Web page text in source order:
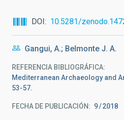
DOI 10.5281/
Gangui, A.; Belmonte J. A.
REFERENCIA BIBLIOGRÁFICA
Mediterranean Archaeology and
53-57.
FECHA DE PUBLICACIÓN: 9 2018